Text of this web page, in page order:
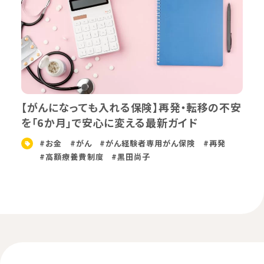
【がんになっても入れる保険】再発・転移の不安
を「6か月」で安心に変える最新ガイド
#お金 #がん #がん経験者専用がん保険
#再発
#高額療養費制度
#黒田尚子